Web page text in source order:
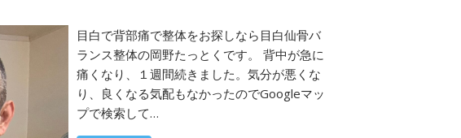
目白で背部痛で整体をお探しなら目白仙骨バ
ランス整体の岡野たっとくです。 背中が急に
痛くなり、１週間続きました。気分が悪くな
り、良くなる気配もなかったのでGoogleマッ
プで検索して…